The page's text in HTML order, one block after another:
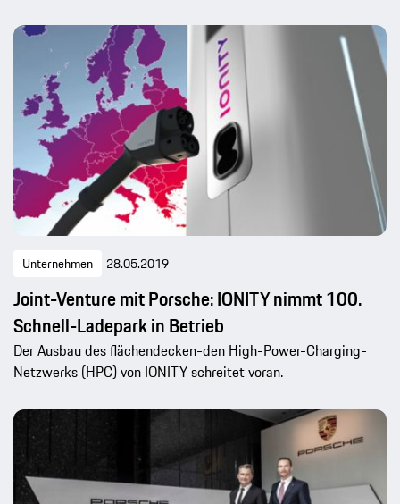
Unternehmen 28.05.2019
Joint-Venture mit Porsche: IONITY nimmt 100.
Schnell-Ladepark in Betrieb
Der Ausbau des flächendecken-den High-Power-Charging-
Netzwerks (HPC) von IONITY schreitet voran.